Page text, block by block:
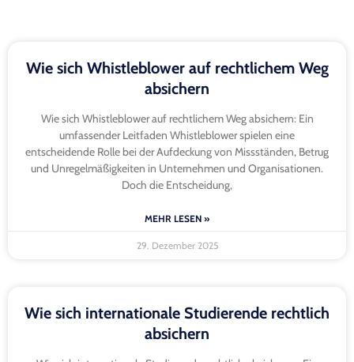
Wie sich Whistleblower auf rechtlichem Weg
absichern
Wie sich Whistleblower auf rechtlichem Weg absichern: Ein
umfassender Leitfaden Whistleblower spielen eine
entscheidende Rolle bei der Aufdeckung von Missständen, Betrug
und Unregelmäßigkeiten in Unternehmen und Organisationen.
Doch die Entscheidung,
MEHR LESEN »
29. Dezember 2025
Wie sich internationale Studierende rechtlich
absichern